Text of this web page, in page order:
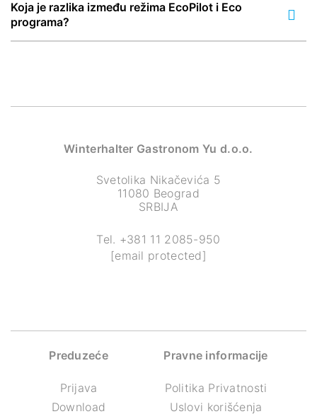
Koja je razlika između režima EcoPilot i Eco
programa?
Winterhalter Gastronom Yu d.o.o.
Svetolika Nikačevića 5
11080 Beograd
SRBIJA
Tel. +381 11 2085-950
[email protected]
Preduzeće
Prijava
Download
Pravne informacije
Politika Privatnosti
Uslovi korišćenja